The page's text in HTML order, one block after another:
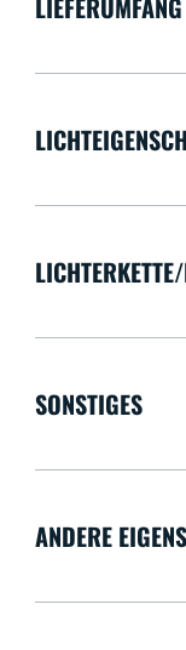
SONSTIGES
ANDERE